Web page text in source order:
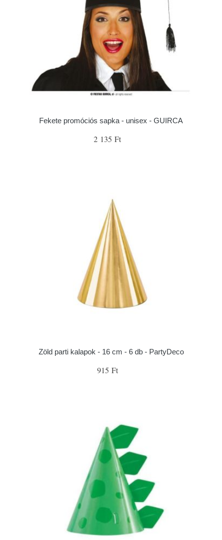
Fekete promóciós sapka - unisex - GUIRCA
2 135 Ft
Zöld parti kalapok - 16 cm - 6 db - PartyDeco
915 Ft